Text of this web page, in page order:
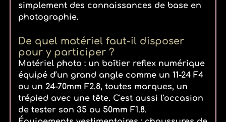
simplement des connaissances de base en
photographie.
De quel matériel faut-il disposer
pour y participer ?
Matériel photo : un boîtier reflex numérique
équipé d’un grand angle comme un 11-24 F4
ou un 24-70mm F2.8, toutes marques, un
trépied avec une tête. C'est aussi l'occasion
de tester son 35 ou 50mm F1.8.